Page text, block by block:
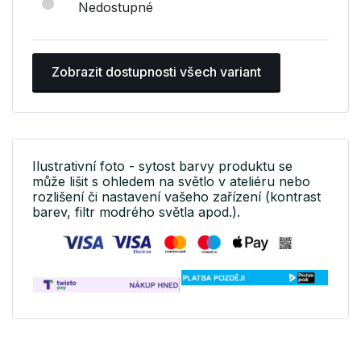
Nedostupné
Zobrazit dostupnosti všech variant
Ilustrativní foto - sytost barvy produktu se
může lišit s ohledem na světlo v ateliéru nebo
rozlišení či nastavení vašeho zařízení (kontrast
barev, filtr modrého světla apod.).